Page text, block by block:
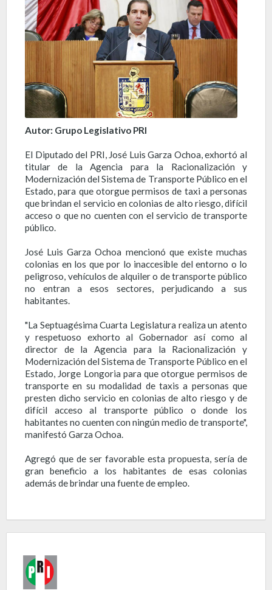
Autor: Grupo Legislativo PRI
El Diputado del PRI, José Luis Garza Ochoa, exhortó al
titular de la Agencia para la Racionalización y
Modernización del Sistema de Transporte Público en el
Estado, para que otorgue permisos de taxi a personas
que brindan el servicio en colonias de alto riesgo, difícil
acceso o que no cuenten con el servicio de transporte
público.
José Luis Garza Ochoa mencionó que existe muchas
colonias en los que por lo inaccesible del entorno o lo
peligroso, vehículos de alquiler o de transporte público
no entran a esos sectores, perjudicando a sus
habitantes.
"La Septuagésima Cuarta Legislatura realiza un atento
y respetuoso exhorto al Gobernador así como al
director de la Agencia para la Racionalización y
Modernización del Sistema de Transporte Público en el
Estado, Jorge Longoria para que otorgue permisos de
transporte en su modalidad de taxis a personas que
presten dicho servicio en colonias de alto riesgo y de
difícil acceso al transporte público o donde los
habitantes no cuenten con ningún medio de transporte",
manifestó Garza Ochoa.
Agregó que de ser favorable esta propuesta, sería de
gran beneficio a los habitantes de esas colonias
además de brindar una fuente de empleo.